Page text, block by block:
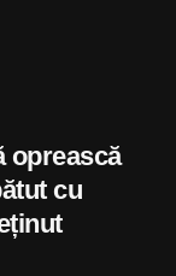
oprească
cu